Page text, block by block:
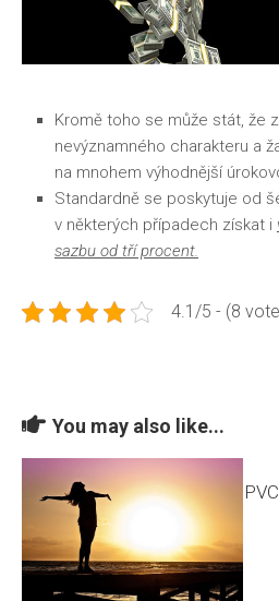
Kromě toho se může stát, že
nevýznamného charakteru a
na mnohem výhodnější
Standardně se poskytuje od
v některých případech získat i
sazbu od tří procent.
4.1/5 - (8
You may also like...